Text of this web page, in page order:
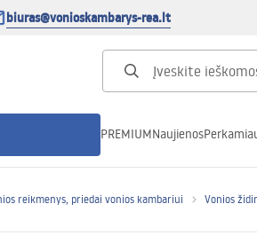
biuras@vonioskambarys-rea.lt
PREMIUMNaujienos
reikmenys, priedai vonios kambariui Vonios